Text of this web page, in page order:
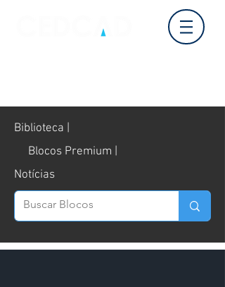
Biblioteca |
Blocos Premium |
Notícias